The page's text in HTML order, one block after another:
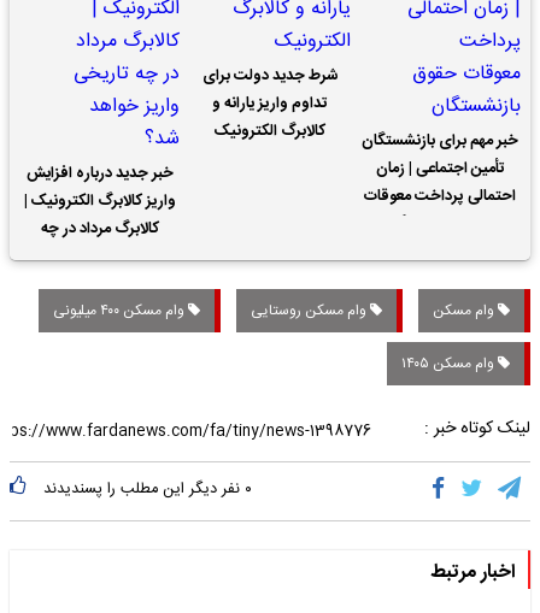
خبر مهم برای بازنشستگان
تأمین اجتماعی | زمان
احتمالی پرداخت معوقات
شرط جدید دولت برای
تداوم واریز یارانه و
کالابرگ الکترونیک
خبر جدید درباره افزایش
واریز کالابرگ الکترونیک |
کالابرگ مرداد در چه
تاریخی واریز خواهد شد؟
وام مسکن وام مسکن روستایی وام مسکن ۴۰۰ میلیونی
وام مسکن ۱۴۰۵
لینک کوتاه خبر :
۰ نفر دیگر این مطلب را پسندیدند
اخبار مرتبط